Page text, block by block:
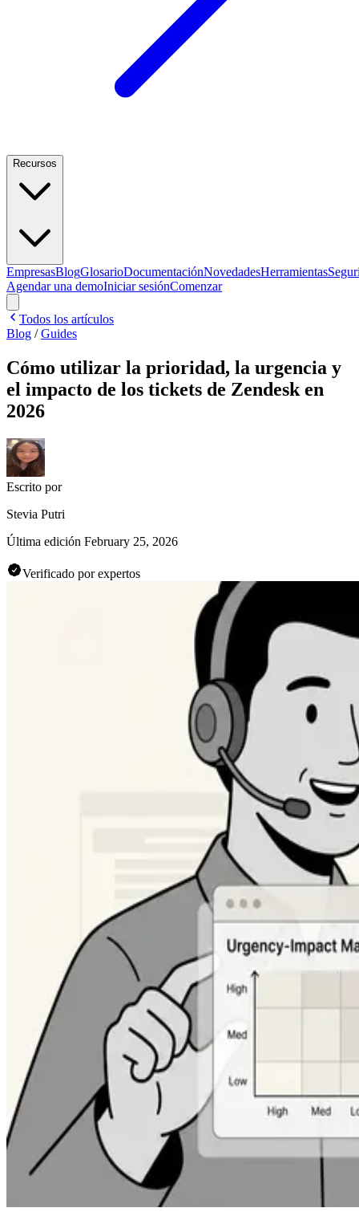
Recursos
EmpresasBlogGlosarioDocumentaciónNovedadesHerramientas
Agendar una demoIniciar sesiónComenzar
Todos los artículos
Blog /Guides
Cómo utilizar la prioridad, la urgencia y
el impacto de los tickets de Zendesk en
2026
Escrito por
Stevia Putri
Última edición February 25, 2026
Verificado por expertos